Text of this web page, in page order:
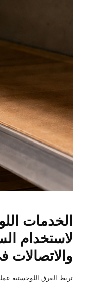
الخدمات
والاتصالات
تربط الفرق اللوجستية